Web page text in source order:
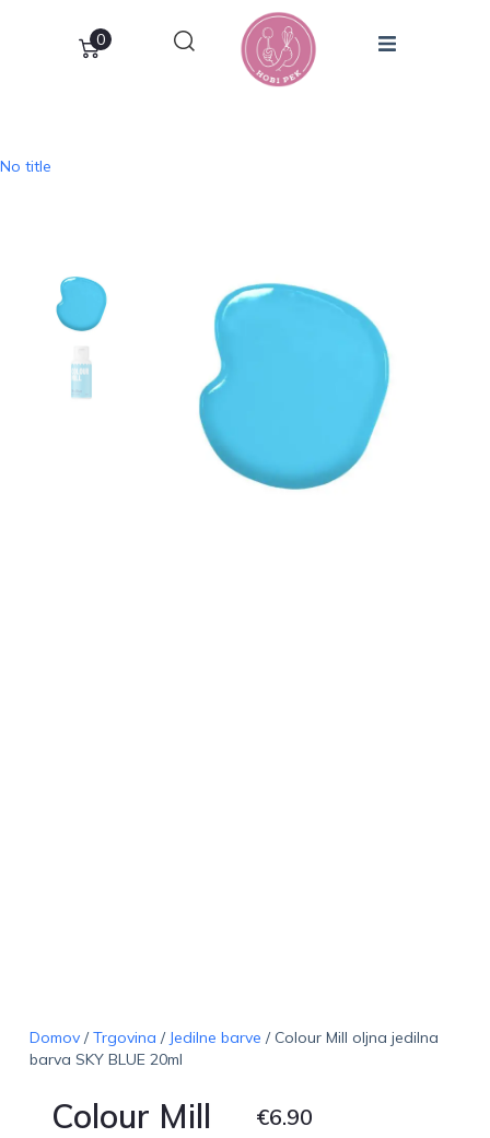
0
No title
Domov/Trgovina / Jedilne barve / Colour Mill oljna jedilna
barva SKY BLUE 20ml
Colour Mill
€6.90